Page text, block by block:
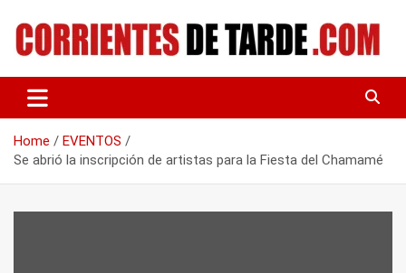
content
CORRIENTES DE TARDE
Home
EVENTOS
Se abrió la inscripción de artistas para la Fiesta del Chamamé